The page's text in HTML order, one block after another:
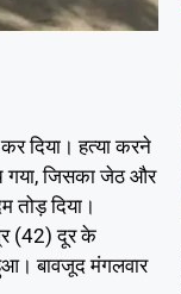
दिया। हत्या करने
गया, जिसका जेठ और
तोड़ दिया।
(42) दूर के
बावजूद मंगलवार